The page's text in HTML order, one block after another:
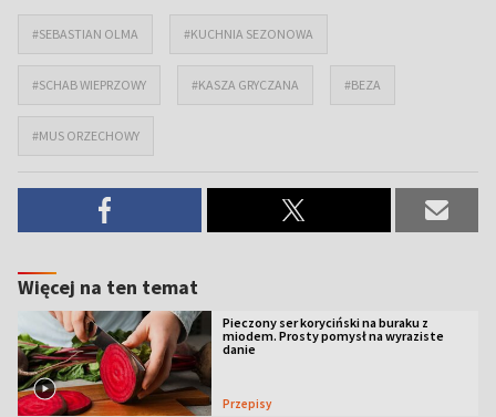
#SEBASTIAN OLMA #KUCHNIA SEZONOWA
#SCHAB WIEPRZOWY #KASZA GRYCZANA #BEZA
#MUS ORZECHOWY
Więcej na ten temat
Pieczony ser koryciński na buraku z
miodem. Prosty pomysł na wyraziste
danie
Przepisy